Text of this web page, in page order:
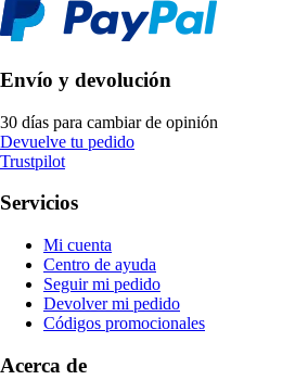
Envío y devolución
30 días para cambiar de opinión
Devuelve tu pedido
Trustpilot
Servicios
Mi cuenta
Centro de ayuda
Seguir mi pedido
Devolver mi pedido
Códigos promocionales
Acerca de